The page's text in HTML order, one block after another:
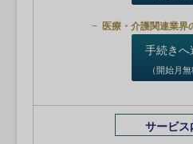
医療・介護関連業界
手続きへ
（開始月無
サービス